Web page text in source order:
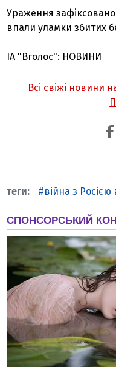
Ураження зафіксовано
впали уламки збитих
ІА "Вголос": НОВИНИ
Всі свіжі новини
війна з Росією